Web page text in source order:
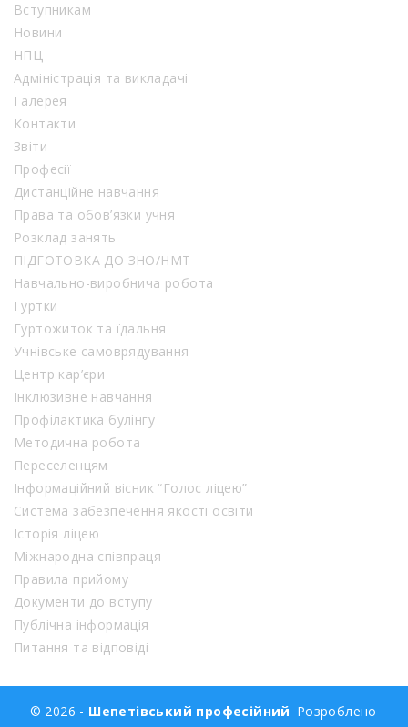
Вступникам
Новини
НПЦ
Адміністрація та викладачі
Галерея
Контакти
Звіти
Професії
Дистанційне навчання
Права та обов’язки учня
Розклад занять
ПІДГОТОВКА ДО ЗНО/НМТ
Навчально-виробнича робота
Гуртки
Гуртожиток та їдальня
Учнівське самоврядування
Центр кар’єри
Інклюзивне навчання
Профілактика булінгу
Методична робота
Переселенцям
Інформаційний вісник “Голос ліцею”
Система забезпечення якості освіти
Історія ліцею
Міжнародна співпраця
Правила прийому
Документи до вступу
Публічна інформація
Питання та відповіді
© 2026 - Шепетівський професійний Розроблено